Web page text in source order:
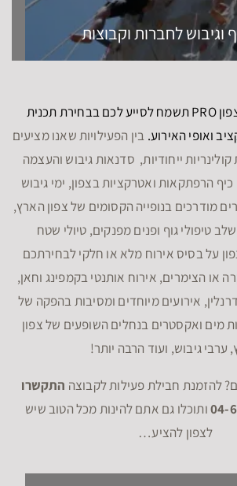
וגיבוש לחברות וקבוצות
מחלקת ההפקה לצפון PRO תשמח לסייע לכם בבחירת תכנית
ואופי האירוע. בין הפעילויות שאנו מציעים
קולינריות ייחודיות, סדנאות גיבוש והעצמה
כיף הרפתקאות ואטרקציות בצפון, ימי גיבוש
מודרכים בנופייה הקסומים של צפון הארץ,
טיפולי גוף ופנים מפנקים, טיולי שטח
על בסיס אירוח מלא או חלקי לבחירתכם
או הצימרים, אירוח אותנטי בקמפינג וחאן,
אירועים מיוחדים ומסיבות בהפקה של
מים ואקסטרים בנחלים השופעים של צפון
ערבי גיבוש, ועוד הרבה יותר!
להזמנת חבילת פעילות לקבוצה התקשרו
ותוכלו גם אתם להינות מכל הטוב שיש
לצפון להציע…